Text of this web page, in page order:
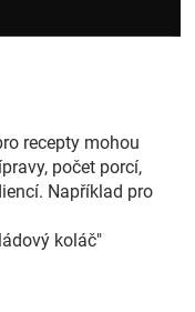
recepty mohou
počet porcí,
Například pro
koláč"